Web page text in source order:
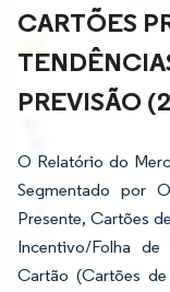
CARTÕES
PREVISÃO
O Relatório do
Segmentado por
Presente, Cartões
Incentivo/Folha
Cartão (Cartões